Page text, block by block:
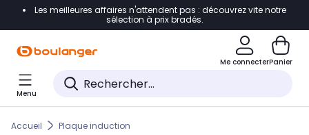
Accéder directement à la navigation
Accéder directement au pied de page
Accéder directement au chatbot
Les meilleures affaires n'attendent pas : découvrez vite notre
sélection à prix bradés.
Me connecterPanier
Menu
Accueil Plaque induction